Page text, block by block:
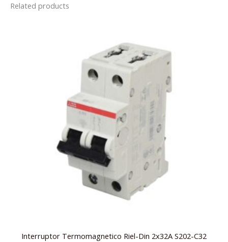
Related products
Interruptor Termomagnetico Riel-Din 2x32A S202-C32